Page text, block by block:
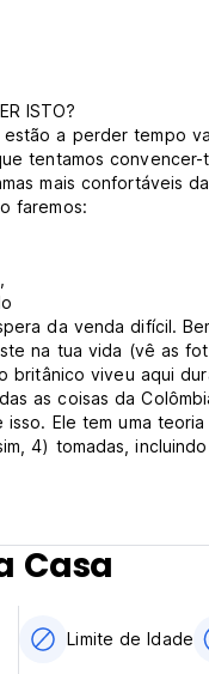
ISTO?
a perder tempo
tentamos
mais confortáveis
faremos:
da venda difícil.
na tua vida (vê as
britânico viveu aqui
as coisas da
Ele tem uma
4) tomadas,
guiada? É fácil.
está tudo bem.
altura de fazer a
do Purple Monkey
14:00.
Casa
Limite de Idade